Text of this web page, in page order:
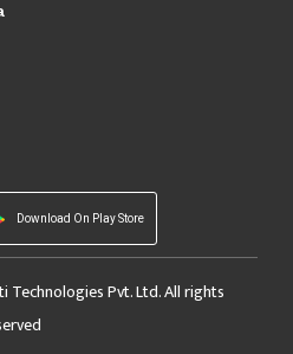
Download On Play Store
Pvt. Ltd. All rights